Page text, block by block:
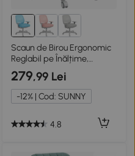
Scaun de Birou Ergonomic
Reglabil pe Înălțime,
Albastru
279,99 Lei
-12% | Cod: SUNNY
4.8